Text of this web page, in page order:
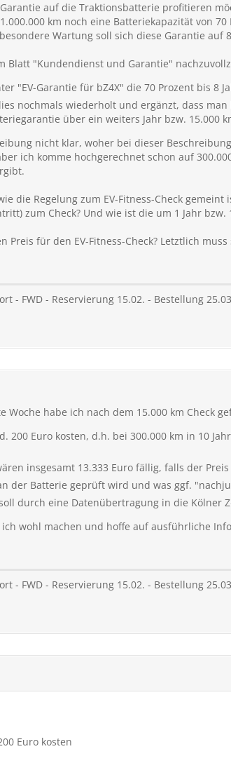
auf die Traktionsbatterie profitieren
km noch eine Batteriekapazität von
Wartung soll sich diese Garantie auf
Blatt "Kundendienst und Garantie"
"EV-Garantie für bZ4X" die 70 Prozent bis 8
nochmals wiederholt und ergänzt, dass man
über ein weiters Jahr bzw. 15.000
nicht klar, woher bei dieser
ich komme hochgerechnet schon auf
die Regelung zum EV-Fitness-Check
zum Check? Und wie ist die um 1 Jahr
Preis für den EV-Fitness-Check? Letztlich
- FWD - Reservierung 15.02. - Bestellung
Woche habe ich nach dem 15.000 km Check
200 Euro kosten, d.h. bei 300.000 km in 10
insgesamt 13.333 Euro fällig, falls der
der Batterie geprüft wird und was ggf.
durch eine Datenübertragung in die Kölner
ich wohl machen und hoffe auf ausführliche
- FWD - Reservierung 15.02. - Bestellung
Euro kosten